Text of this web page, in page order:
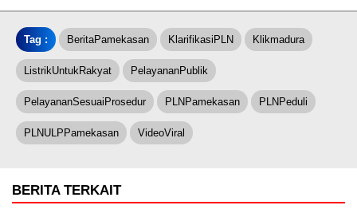
Tag : BeritaPamekasan KlarifikasiPLN Klikmadura
ListrikUntukRakyat PelayananPublik
PelayananSesuaiProsedur PLNPamekasan PLNPeduli
PLNULPPamekasan VideoViral
BERITA TERKAIT